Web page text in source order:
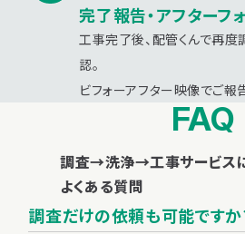
完了報告・アフターフ
工事完了後、配管くんで再度
認。
ビフォーアフター映像でご報
FAQ
調査→洗浄→工事サービス
よくある質問
調査だけの依頼も可能ですか